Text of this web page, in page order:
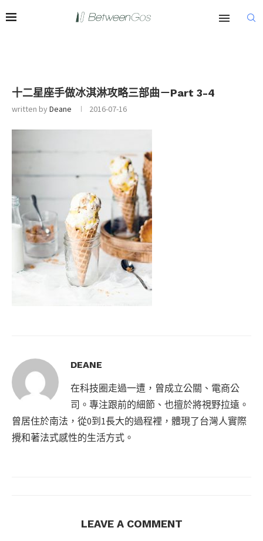
十二星座手做冰淇淋攻略三部曲－Part 3-4
written byDeane 2016-07-16
DEANE
在科技圈走過一遭，曾成立公關、電商公
司。專注跟前的細節、也擅於將視野拉遠。
曾居住於南法，從0到1長大的過程裡，體現了台灣人實際
攪和著法式感性的生活方式。
LEAVE A COMMENT